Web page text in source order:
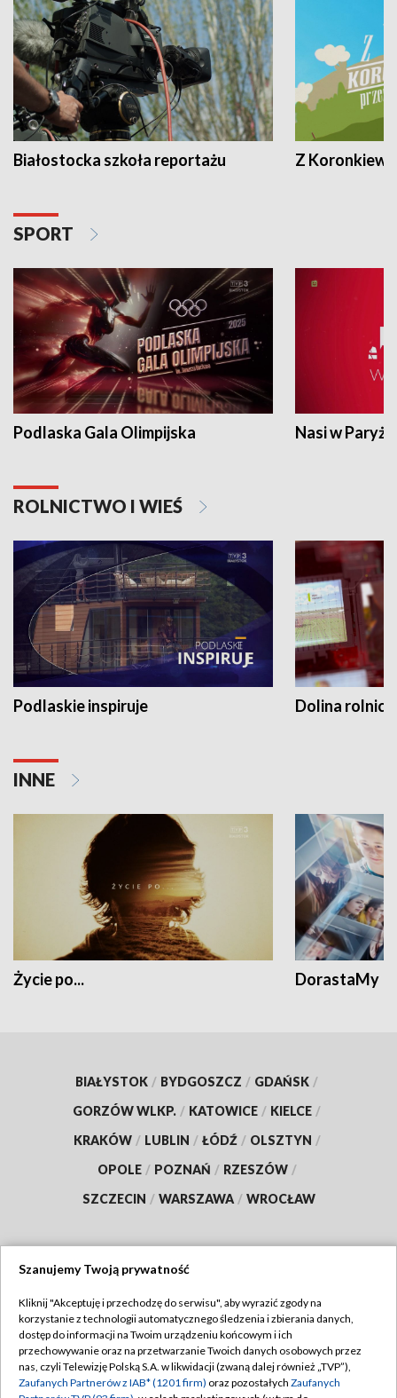
Białostocka szkoła reportażu Z
SPORT
Podlaska Gala Olimpijska Nasi w Paryżu
ROLNICTWO I WIEŚ
Podlaskie inspiruje Dolina
INNE
Życie po... DorastaMy
BIAŁYSTOK / BYDGOSZCZ / GDAŃSK /
GORZÓW WLKP. / KATOWICE / KIELCE /
KRAKÓW / LUBLIN / ŁÓDŹ / OLSZTYN /
OPOLE / POZNAŃ / RZESZÓW /
SZCZECIN / WARSZAWA / WROCŁAW
TVP
Abonament TVP
Emisja w TVP
Regulamin TVP
Polityka prywatności
Szanujemy Twoją prywatność
Kliknij "Akceptuję i przechodzę do serwisu", aby wyrazić zgody na
korzystanie z technologii automatycznego śledzenia i zbierania danych,
dostęp do informacji na Twoim urządzeniu końcowym i ich
przechowywanie oraz na przetwarzanie Twoich danych osobowych przez
nas, czyli Telewizję Polską S.A. w likwidacji (zwaną dalej również „TVP”),
Zaufanych Partnerów z IAB* (1201 firm) oraz pozostałych Zaufanych